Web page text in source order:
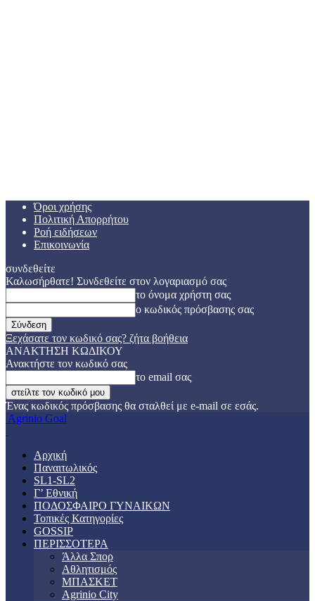
Όροι χρήσης
Πολιτική Απορρήτου
Ροή ειδήσεων
Επικοινωνία
συνδεθείτε
Καλωσήρθατε! Συνδεθείτε στον λογαριασμό σας
το όνομα χρήστη σας
ο κωδικός πρόσβασης σας
Ξεχάσατε τον κωδικό σας? ζήτα βοήθεια
ΑΝΑΚΤΗΣΗ ΚΩΔΙΚΟΥ
Ανακτήστε τον κωδικό σας
το email σας
Ένας κωδικός πρόσβασης θα σταλθεί με e-mail σε εσάς.
Agrinio Goal
Αρχική
Παναιτωλικός
SL1-SL2
Γ’ Εθνική
ΠΟΔΟΣΦΑΙΡΟ ΓΥΝΑΙΚΩΝ
Τοπικές Κατηγορίες
GOSSIP
ΠΕΡΙΣΣΟΤΕΡΑ
Άλλα Σπορ
Αθλητισμός
ΜΠΑΣΚΕΤ
Agrinio City